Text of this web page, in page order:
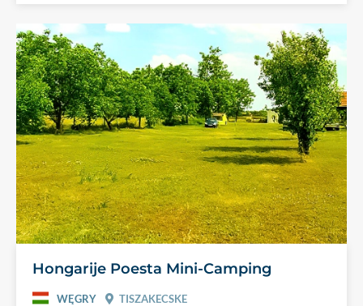
Hongarije Poesta Mini-Camping
WĘGRY TISZAKECSKE